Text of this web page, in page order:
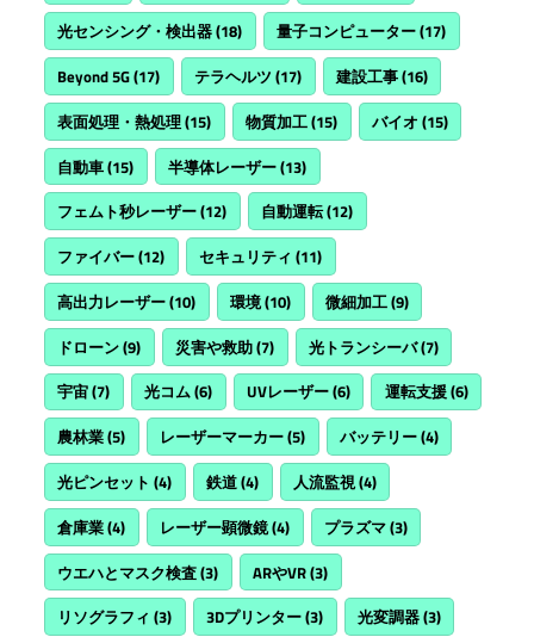
光センシング・検出器(18) 量子コンピューター(17)
Beyond 5G(17) テラヘルツ (17) 建設工事(16)
表面処理・熱処理(15) 物質加工(15) バイオ (15)
自動車(15) 半導体レーザー(13)
フェムト秒レーザー(12) 自動運転(12)
ファイバー(12) セキュリティ (11)
高出力レーザー(10) 環境(10) 微細加工(9)
ドローン(9) 災害や救助(7) 光トランシーバ(7)
宇宙(7) 光コム(6) UVレーザー(6) 運転支援(6)
農林業(5) レーザーマーカー(5) バッテリー(4)
光ピンセット (4) 鉄道(4) 人流監視(4)
倉庫業(4) レーザー顕微鏡(4) プラズマ(3)
ウエハとマスク検査(3) ARやVR(3)
リソグラフィ (3) 3Dプリンター(3) 光変調器(3)